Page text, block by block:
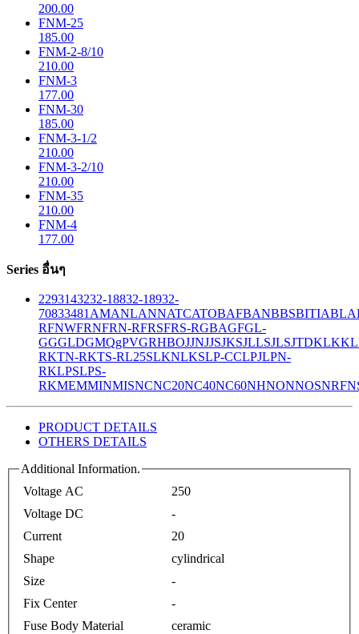
200.00
FNM-25
185.00
FNM-2-8/10
210.00
FNM-3
177.00
FNM-30
185.00
FNM-3-1/2
210.00
FNM-3-2/10
210.00
FNM-35
210.00
FNM-4
177.00
Series อื่นๆ
2293143232-18832-18932-
70833481 AMANLANNATCATOBAFBANBBSBITIABLA
RFNWFRNFRN-RFRSFRS-RGBAGFGL-
GGGLDGMQgPVGRHBOJJNJJSJKSJLLSJLSJTDKLK
RKTN-RKTS-RL25SLKNLKSLP-CCLPJLPN-
RKLPSLPS-
RKMEMMINMISNCNC20NC40NC60NHNONNOSNRF
PRODUCT DETAILS
OTHERS DETAILS
Additional Information.
Voltage AC
250
Voltage DC
-
Current
20
Shape
cylindrical
Size
-
Fix Center
-
Fuse Body Material
ceramic